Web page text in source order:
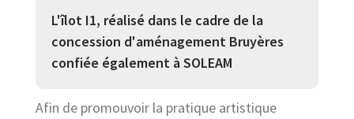
L'îlot I1, réalisé dans le cadre de la
concession d'aménagement Bruyères
confiée également à SOLEAM
Afin de promouvoir la pratique artistique